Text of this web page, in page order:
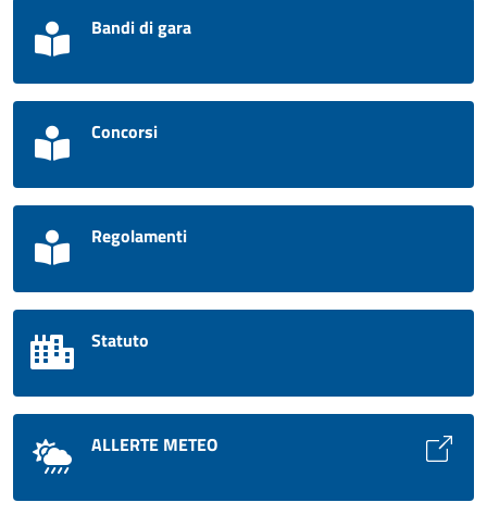
Bandi di gara
Concorsi
Regolamenti
Statuto
ALLERTE METEO